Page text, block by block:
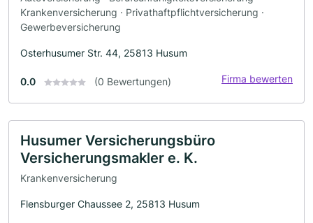
Krankenversicherung · Privathaftpflichtversicherung ·
Gewerbeversicherung
Osterhusumer Str. 44, 25813 Husum
0.0 (0 Bewertungen) Firma bewerten
Husumer Versicherungsbüro
Versicherungsmakler e. K.
Krankenversicherung
Flensburger Chaussee 2, 25813 Husum